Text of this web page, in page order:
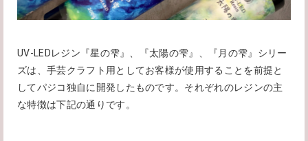
UV-LEDレジン『星の雫』、『太陽の雫』、『月の雫』シリー
ズは、手芸クラフト用としてお客様が使用することを前提と
してパジコ独自に開発したものです。それぞれのレジンの主
な特徴は下記の通りです。